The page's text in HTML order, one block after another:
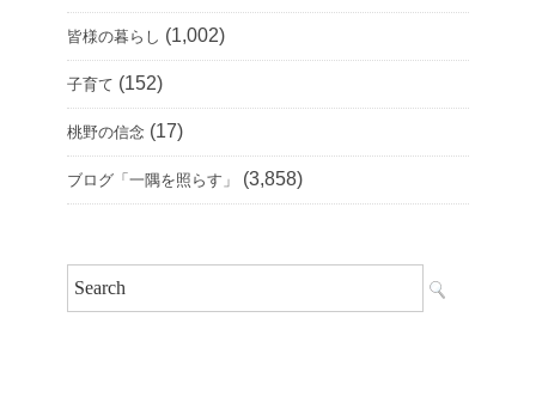
皆様の暮らし (1,002)
子育て (152)
桃野の信念 (17)
ブログ「一隅を照らす」 (3,858)